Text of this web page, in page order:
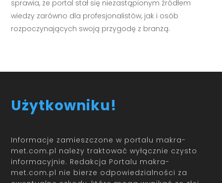
sprawia, że portal stał się niezastąpionym źródłem
wiedzy zarówno dla profesjonalistów, jak i osób
rozpoczynających swoją przygodę z branżą.
Użytkowniku!
Informacje zamieszczone w portalu makra-
met.com.pl należy traktować wyłącznie czysto
informacyjnie. Redakcja Portalu makra-
met.com.pl nie bierze odpowiedzialności za